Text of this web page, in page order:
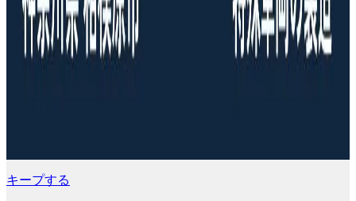
キープする